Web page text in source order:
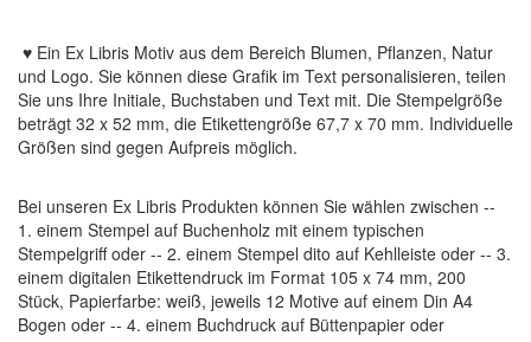
♥ Ein Ex Libris Motiv aus dem Bereich Blumen, Pflanzen, Natur
und Logo. Sie können diese Grafik im Text personalisieren, teilen
Sie uns Ihre Initiale, Buchstaben und Text mit. Die Stempelgröße
beträgt 32 x 52 mm, die Etikettengröße 67,7 x 70 mm. Individuelle
Größen sind gegen Aufpreis möglich.
Bei unseren Ex Libris Produkten können Sie wählen zwischen --
1. einem Stempel auf Buchenholz mit einem typischen
Stempelgriff oder -- 2. einem Stempel dito auf Kehlleiste oder -- 3.
einem digitalen Etikettendruck im Format 105 x 74 mm, 200
Stück, Papierfarbe: weiß, jeweils 12 Motive auf einem Din A4
Bogen oder -- 4. einem Buchdruck auf Büttenpapier oder